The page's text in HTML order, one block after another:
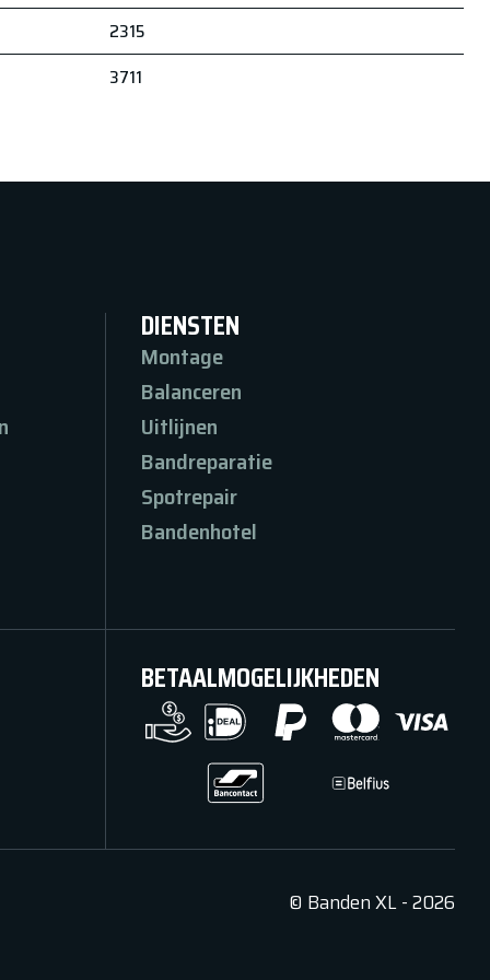
2315
3711
DIENSTEN
Montage
Balanceren
Uitlijnen
Bandreparatie
Spotrepair
Bandenhotel
BETAALMOGELIJKHEDEN
© Banden XL-2026